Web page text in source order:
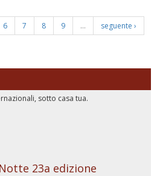
6 7 8 9 …
seguente ›
sotto casa tua.
23a edizione